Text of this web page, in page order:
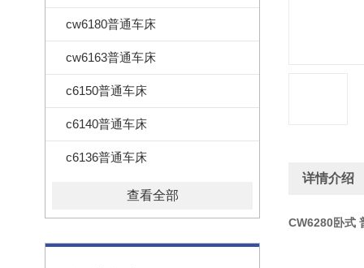
cw6180普通车床
cw6163普通车床
c6150普通车床
c6140普通车床
c6136普通车床
查看全部
详情介绍
CW6280卧式